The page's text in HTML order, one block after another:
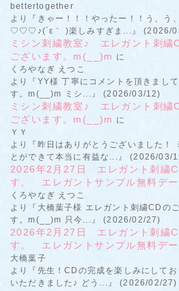
bettertogether
より『きゃー！！！やったー！！う、う
♡♡♡♪(´ε｀ )楽しみすぎま...』 (2026/
ミシン刺繍教室♪ エレガント刺繍
ございます。m(__)m に
くろやなぎ えつこ
より『YY様 丁寧にコメントを頂きまし
す。m(__)m ミシ...』 (2026/03/12)
ミシン刺繍教室♪ エレガント刺繍
ございます。m(__)m に
ＹＹ
より『昨日はありがとうございました！
とができて本当に有益な...』 (2026/03/
2026年2月27日 エレガント刺繍
す。 エレガントサンプル無料デー
くろやなぎ えつこ
より『大橋葉子様 エレガント刺繍CDの
す。m(__)m 只今...』 (2026/02/27)
2026年2月27日 エレガント刺繍
す。 エレガントサンプル無料デー
大橋葉子
より『先生！CDの完成を楽しみにして
いただきました♪ どう...』 (2026/02/27)